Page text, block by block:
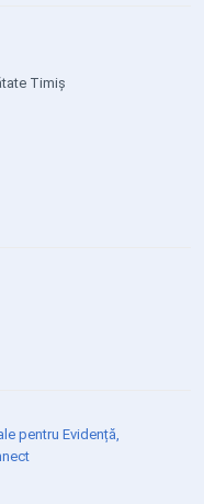
Timiș
pentru Evidență,